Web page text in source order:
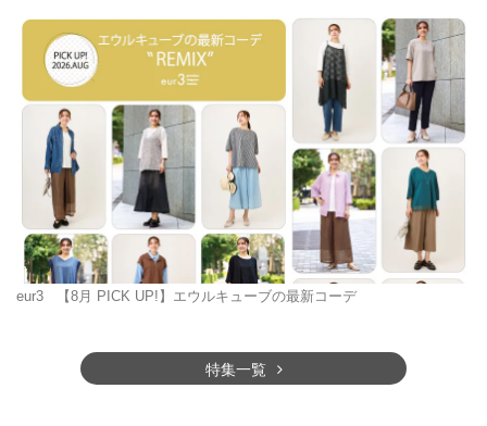
eur3 【8月 PICK UP!】エウルキューブの最新コーデ
特集一覧